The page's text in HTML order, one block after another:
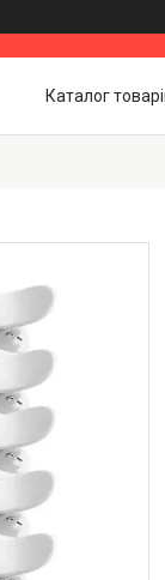
Каталог